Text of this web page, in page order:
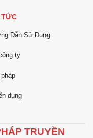
Dẫn Sử Dụng
ty
dụng
TRUYỀN